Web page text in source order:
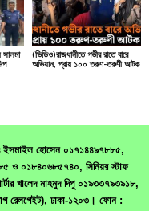
(ভিডিও)রাজধানীতে গভীর রাতে বারে
অভিযান, প্রায় ১০০ তরুণ-তরুণী আটক
ইসমাইল হোসেন ০১৭১৪৪৯৭৮৮৫,
ও ০১৮৪০৬৮৫৭৪০, সিনিয়র স্টাফ
খালেদ মাহমুদ দিপু ০১৯৩৩৭৯৩৯১৮,
রেলগেইট), ঢাকা-১২০৩। ফোন :